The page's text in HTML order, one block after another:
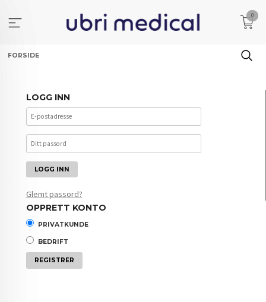
innholdet
0
FORSIDE
LOGG INN
Glemt passord?
OPPRETT KONTO
PRIVATKUNDE
BEDRIFT